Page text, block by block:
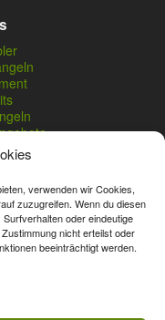
verwenden wir Cookies,
zuzugreifen. Wenn du diesen
oder eindeutige
nicht erteilst oder
beeinträchtigt werden.